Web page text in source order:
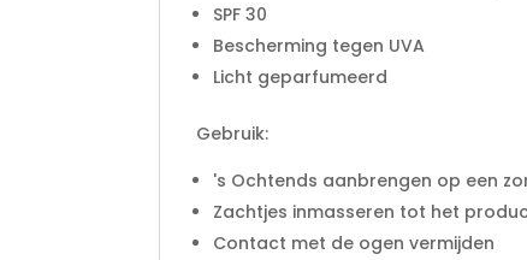
SPF 30
Bescherming tegen UVA
Licht geparfumeerd
Gebruik:
's Ochtends aanbrengen op een
Zachtjes inmasseren tot het
Contact met de ogen vermijden